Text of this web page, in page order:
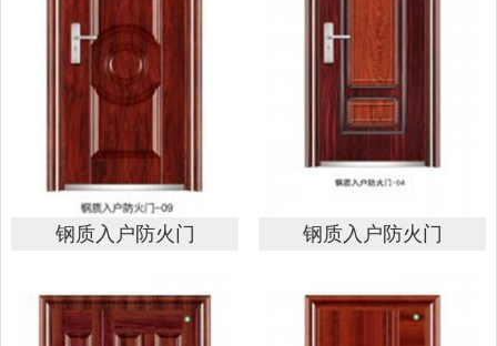
钢质入户防火门 钢质入户防火门